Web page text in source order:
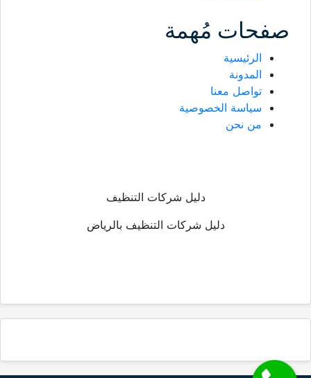
صفحات مُهمة
الرئيسية
المدونة
تواصل معنا
سياسة الخصوصية
من نحن
دليل شركات التنظيف
دليل شركات التنظيف بالرياض